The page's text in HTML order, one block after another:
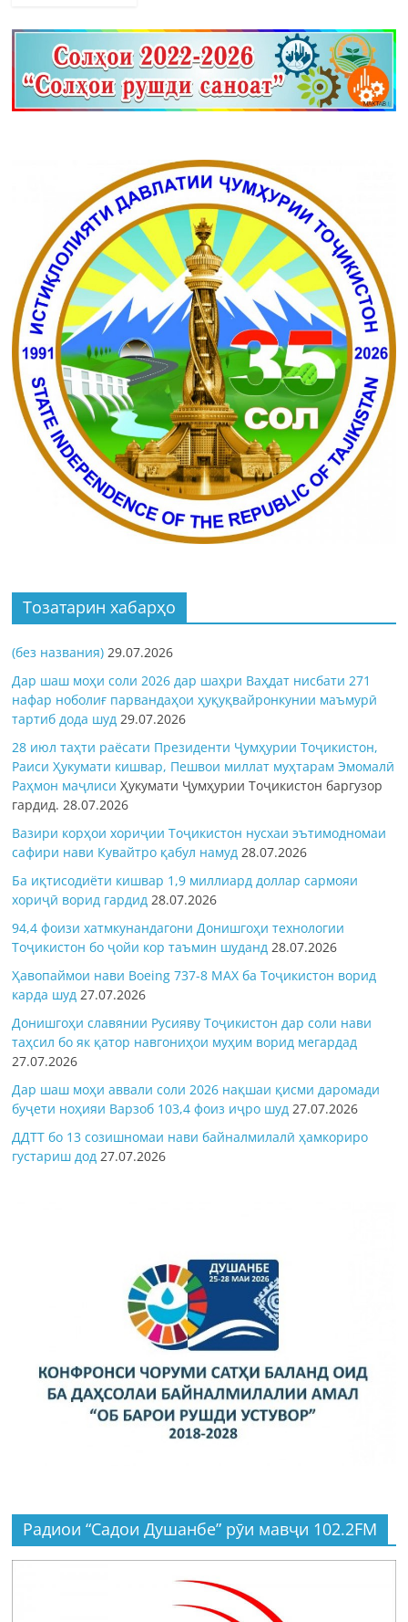
Тозатарин хабарҳо
(без названия) 29.07.2026
Дар шаш моҳи соли 2026 дар шаҳри Ваҳдат нисбати 271
нафар ноболиғ парвандаҳои ҳуқуқвайронкунии маъмурӣ
тартиб дода шуд 29.07.2026
28 июл таҳти раёсати Президенти Ҷумҳурии Тоҷикистон,
Раиси Ҳукумати кишвар, Пешвои миллат муҳтарам Эмомалӣ
Раҳмон маҷлисиҲукумати Ҷумҳурии Тоҷикистон баргузор
гардид.28.07.2026
Вазири корҳои хориҷии Тоҷикистон нусхаи эътимодномаи
сафири нави Кувайтро қабул намуд 28.07.2026
Ба иқтисодиёти кишвар 1,9 миллиард доллар сармояи
хориҷӣ ворид гардид 28.07.2026
94,4 фоизи хатмкунандагони Донишгоҳи технологии
Тоҷикистон бо ҷойи кор таъмин шуданд 28.07.2026
Ҳавопаймои нави Boeing 737-8 MAX ба Тоҷикистон ворид
карда шуд 27.07.2026
Донишгоҳи славянии Русияву Тоҷикистон дар соли нави
таҳсил бо як қатор навгониҳои муҳим ворид мегардад
27.07.2026
Дар шаш моҳи аввали соли 2026 нақшаи қисми даромади
буҷети ноҳияи Варзоб 103,4 фоиз иҷро шуд 27.07.2026
ДДТТ бо 13 созишномаи нави байналмилалӣ ҳамкориро
густариш дод 27.07.2026
Радиои “Садои Душанбе” рӯи мавҷи 102.2FM